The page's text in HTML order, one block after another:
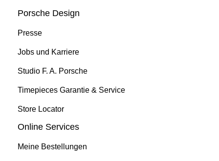
Porsche Design
Presse
Jobs und Karriere
Studio F. A. Porsche
Timepieces Garantie & Service
Store Locator
Online Services
Meine Bestellungen